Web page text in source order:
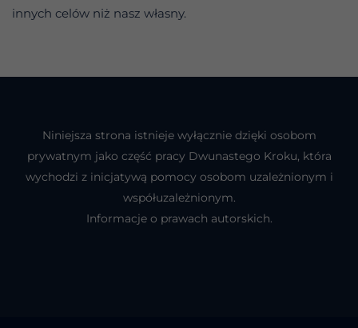
innych celów niż nasz własny.
Niniejsza strona istnieje wyłącznie dzięki osobom
prywatnym jako część pracy Dwunastego Kroku, która
wychodzi z inicjatywą pomocy osobom uzależnionym i
współuzależnionym.
Informacje o prawach autorskich.